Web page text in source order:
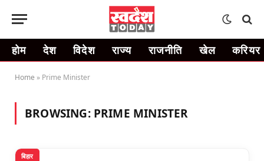
होम देश विदेश राज्य राजनीति खेल करियर
Home » Prime Minister
BROWSING: PRIME MINISTER
बिहार